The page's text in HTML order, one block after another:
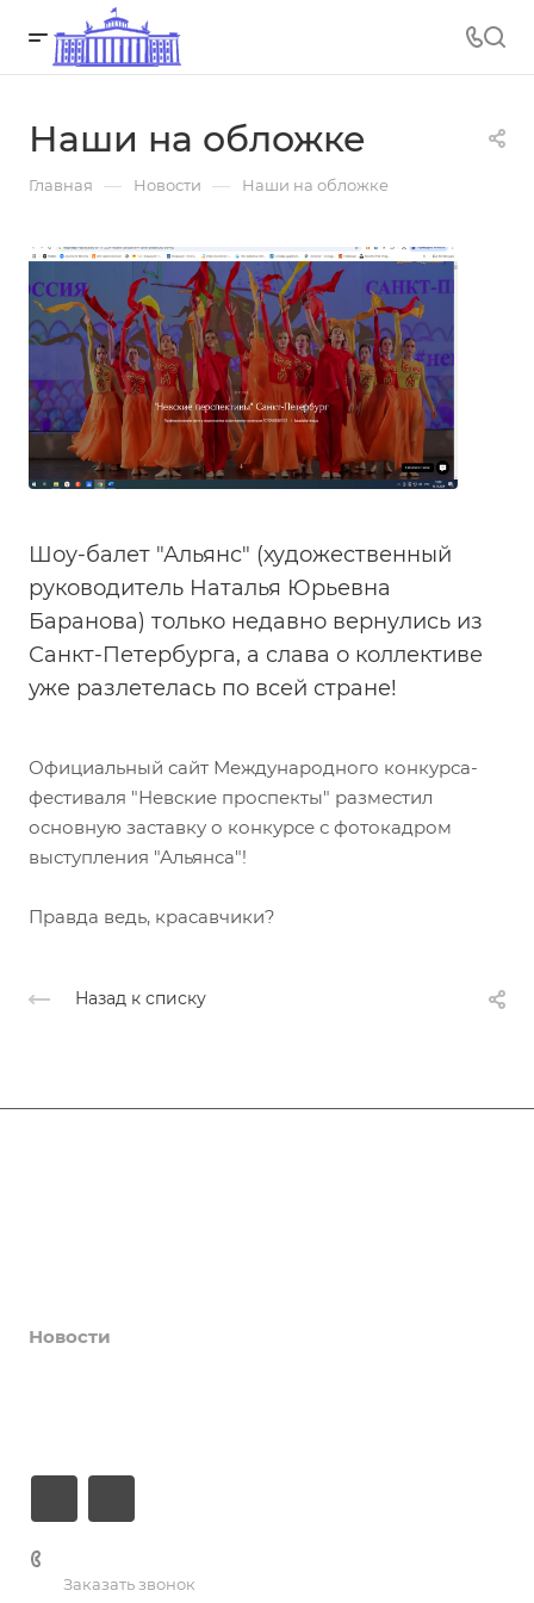
Наши на обложке
Главная — Новости — Наши на обложке
Шоу-балет "Альянс" (художественный
руководитель Наталья Юрьевна
Баранова) только недавно вернулись из
Санкт-Петербурга, а слава о коллективе
уже разлетелась по всей стране!
Официальный сайт Международного конкурса-
фестиваля "Невские проспекты" разместил
основную заставку о конкурсе с фотокадром
выступления "Альянса"!
Правда ведь, красавчики?
Назад к списку
Новости
Заказать звонок